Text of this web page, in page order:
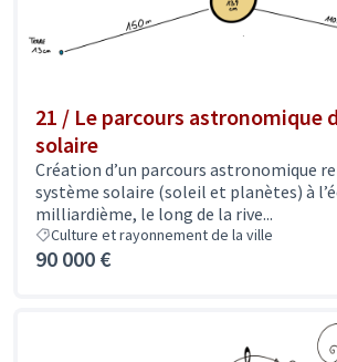
21 / Le parcours astronomique
solaire
Création d’un parcours astronomique
système solaire (soleil et planètes) à
milliardième, le long de la rive...
Culture et rayonnement de la ville
90 000 €